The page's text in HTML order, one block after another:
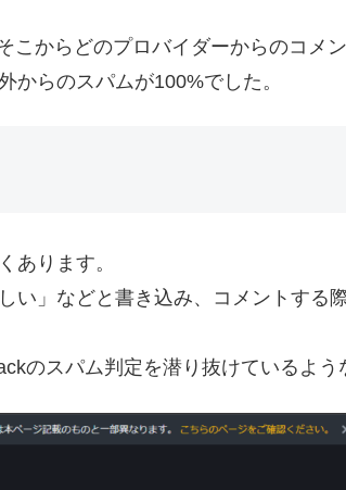
からどのプロバイダーからのコメ
らのスパムが100%でした。
あります。
」などと書き込み、コメントする
のスパム判定を潜り抜けているよう